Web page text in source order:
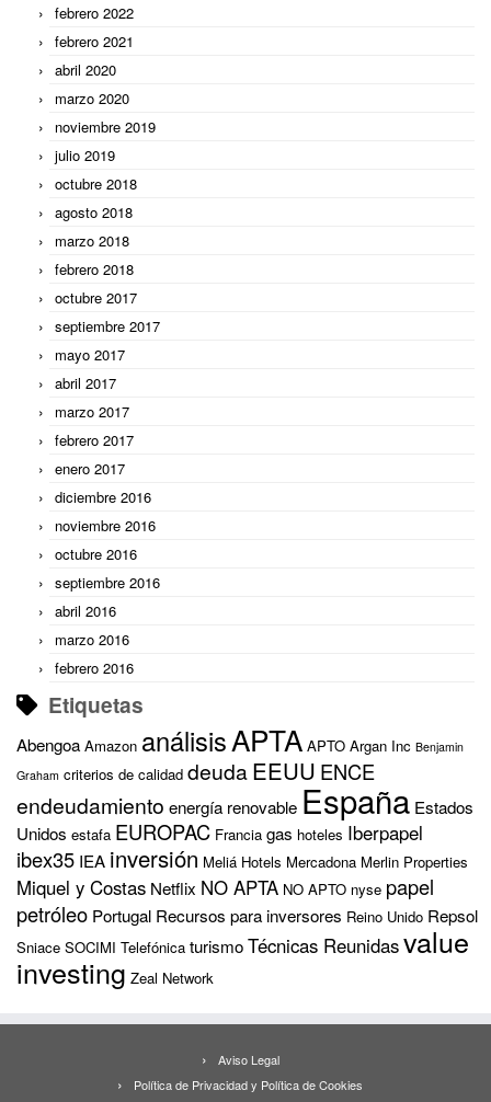
febrero 2022
febrero 2021
abril 2020
marzo 2020
noviembre 2019
julio 2019
octubre 2018
agosto 2018
marzo 2018
febrero 2018
octubre 2017
septiembre 2017
mayo 2017
abril 2017
marzo 2017
febrero 2017
enero 2017
diciembre 2016
noviembre 2016
octubre 2016
septiembre 2016
abril 2016
marzo 2016
febrero 2016
Etiquetas
Abengoa Amazon análisisAPTA APTO Argan Inc Benjamin
Graham criterios de calidad deudaEEUU ENCE
endeudamiento energía renovable España Estados
Unidos estafa EUROPAC Francia gas hoteles Iberpapel
ibex35 IEA inversión Meliá Hotels Mercadona Merlin Properties
Miquel y Costas Netflix NO APTA NO APTO nyse papel
petróleo Portugal Recursos para inversores Reino Unido Repsol
Sniace SOCIMI Telefónica turismoTécnicas Reunidasvalue
investing Zeal Network
Aviso Legal
Política de Privacidad y Política de Cookies